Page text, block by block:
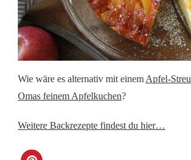
Wie wäre es alternativ mit einem Apfel-
Omas feinem Apfelkuchen?
Weitere Backrezepte findest du hier…